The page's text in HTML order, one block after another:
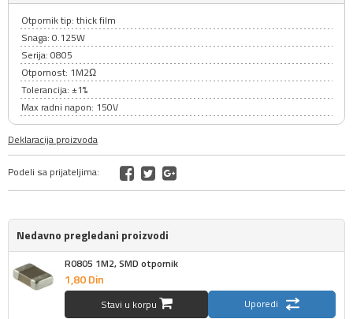
Otpornik tip: thick film
Snaga: 0.125W
Serija: 0805
Otpornost: 1M2Ω
Tolerancija: ±1%
Max radni napon: 150V
Deklaracija proizvoda
Podeli sa prijateljima:
Nedavno pregledani proizvodi
R0805 1M2, SMD otpornik
1,80Din
Stavi u korpu Uporedi